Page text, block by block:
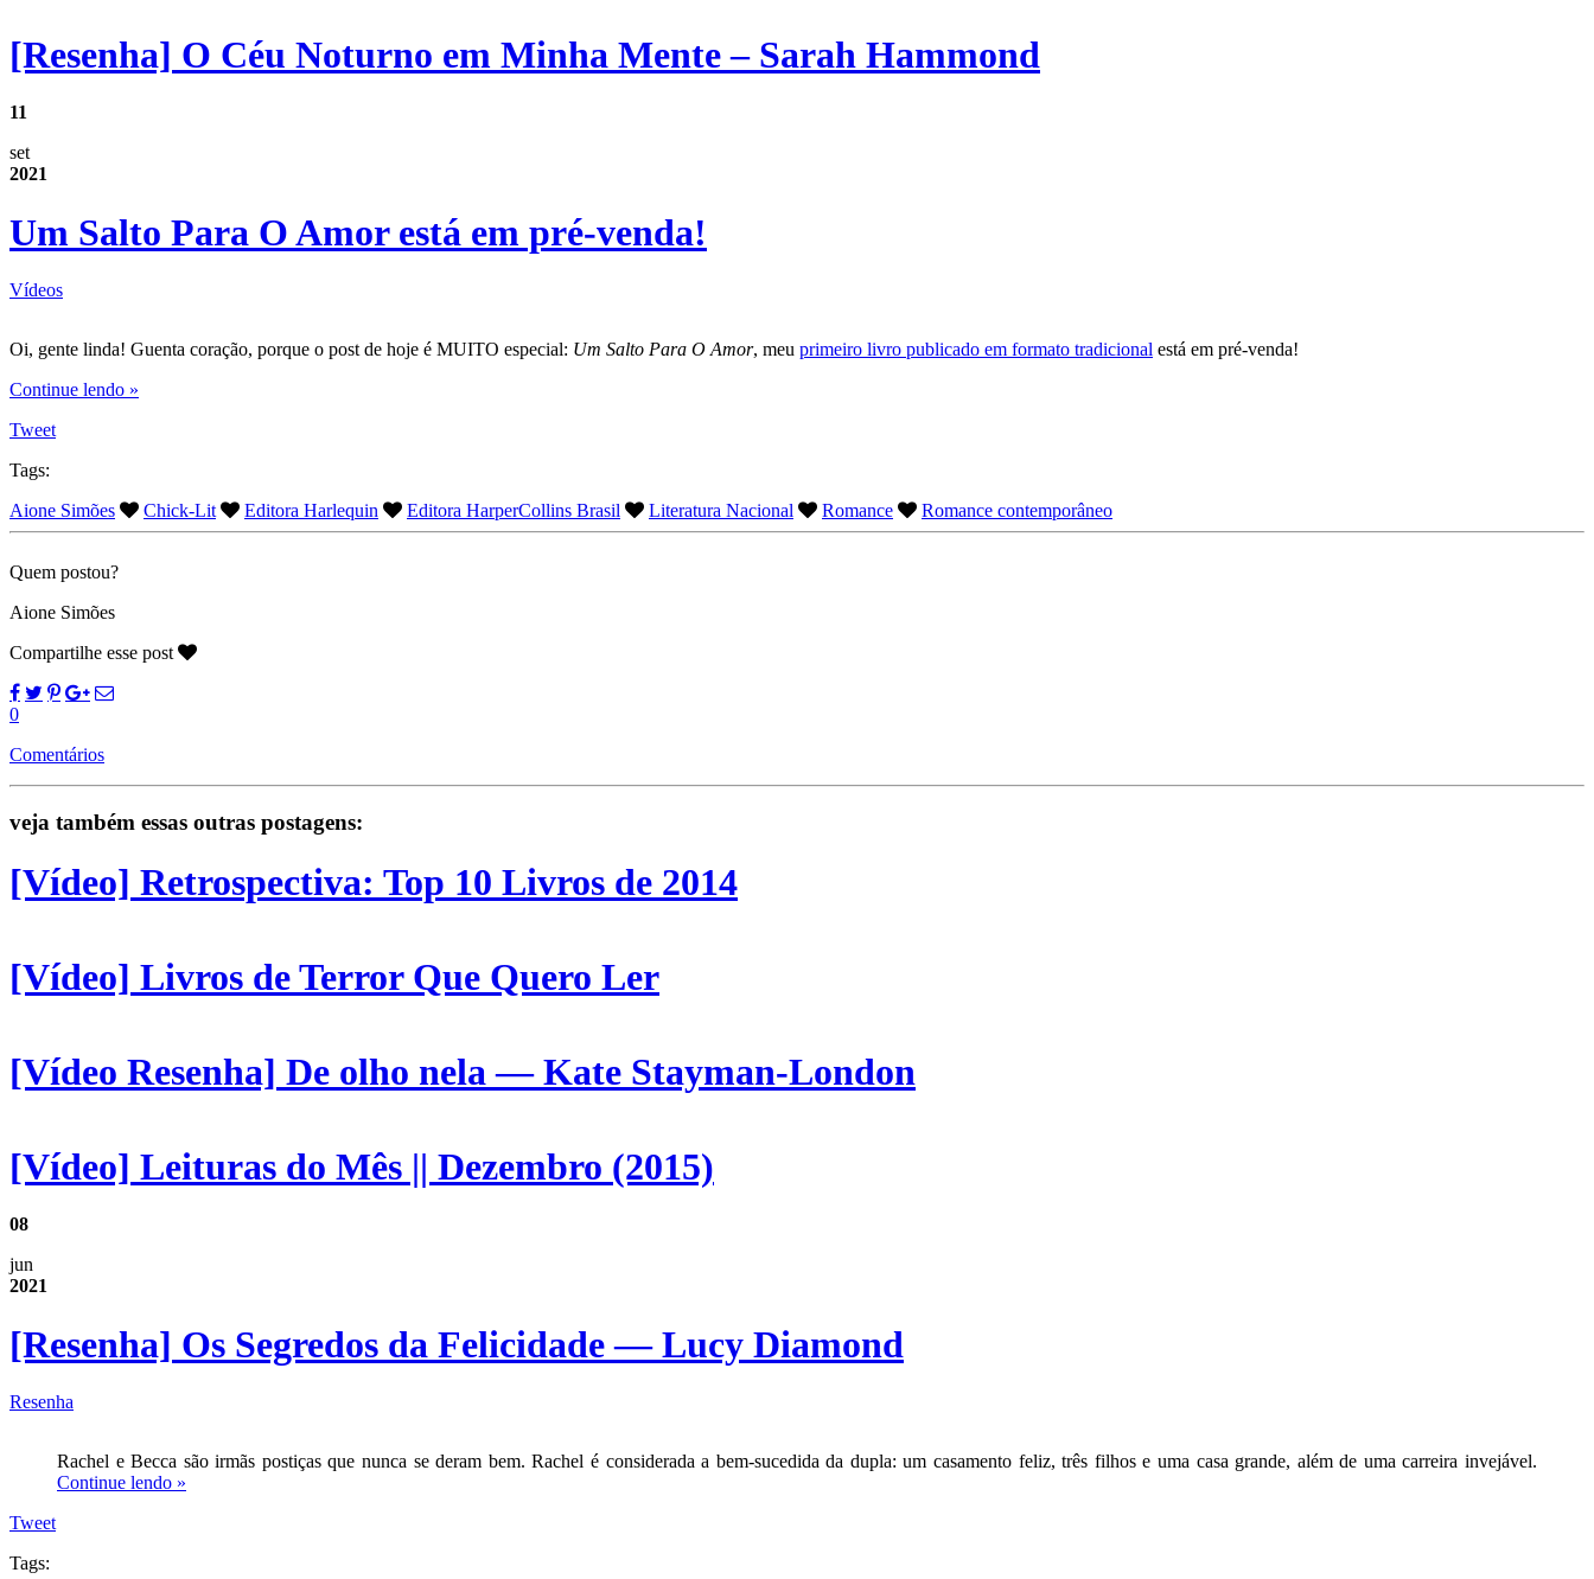
[Resenha] O Céu Noturno em Minha Mente – Sarah Hammond
11
set
2021
Um Salto Para O Amor está em pré-venda!
Vídeos
Oi, gente linda! Guenta coração, porque o post de hoje é MUITO especial: Um Salto Para O Amor, meu primeiro livro publicado em formato tradicional está em pré-venda!
Continue lendo »
Tweet
Tags:
Aione Simões
Chick-Lit Editora Harlequin Editora HarperCollins Brasil Literatura Nacional Romance Romance contemporâneo
Quem postou?
Aione Simões
Compartilhe esse post
0
Comentários
veja também essas outras postagens:
[Vídeo] Retrospectiva: Top 10 Livros de 2014
[Vídeo] Livros de Terror Que Quero Ler
[Vídeo Resenha] De olho nela — Kate Stayman-London
[Vídeo] Leituras do Mês || Dezembro (2015)
08
jun
2021
[Resenha] Os Segredos da Felicidade — Lucy Diamond
Resenha
Rachel e Becca são irmãs postiças que nunca se deram bem. Rachel é considerada a bem-sucedida da dupla: um casamento feliz, três filhos e uma casa grande, além de uma carreira invejável.
Continue lendo »
Tweet
Tags: